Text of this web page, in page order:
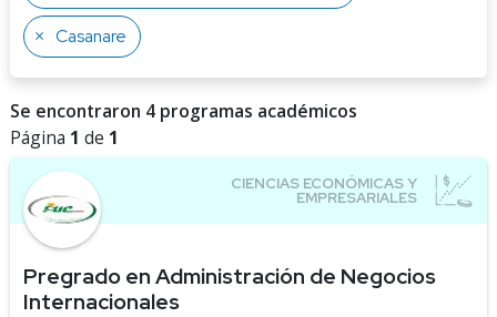
Casanare
Se encontraron 4 programas académicos
Página 1 de 1
Pregrado en Administración de Negocios
Internacionales